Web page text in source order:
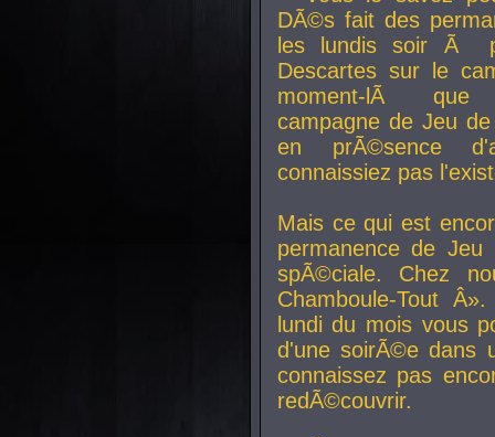
DÃ©s fait des
les lundis soir Ã
Descartes sur le
moment-lÃ que
campagne de Jeu
en prÃ©sence
connaissiez pas
Mais ce qui est
permanence de
spÃ©ciale. Chez
Chamboule-Tout
lundi du mois vous
d'une soirÃ©e dans
connaissez pas
redÃ©couvrir.